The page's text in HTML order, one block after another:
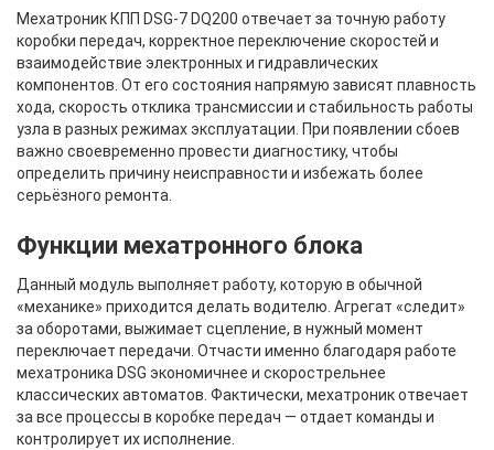
Мехатроник КПП DSG-7 DQ200 отвечает за точную работу
коробки передач, корректное переключение скоростей и
взаимодействие электронных и гидравлических
компонентов. От его состояния напрямую зависят плавность
хода, скорость отклика трансмиссии и стабильность работы
узла в разных режимах эксплуатации. При появлении сбоев
важно своевременно провести диагностику, чтобы
определить причину неисправности и избежать более
серьёзного ремонта.
Функции мехатронного блока
Данный модуль выполняет работу, которую в обычной
«механике» приходится делать водителю. Агрегат «следит»
за оборотами, выжимает сцепление, в нужный момент
переключает передачи. Отчасти именно благодаря работе
мехатроника DSG экономичнее и скорострельнее
классических автоматов. Фактически, мехатроник отвечает
за все процессы в коробке передач — отдает команды и
контролирует их исполнение.